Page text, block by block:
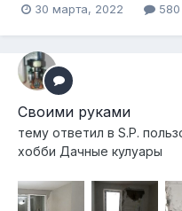
30 марта, 2022
Своими руками
тему ответил в S.P.
хобби Дачные кулуары